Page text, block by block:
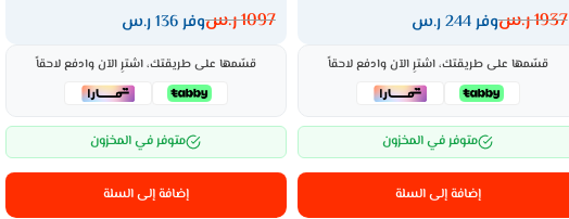
1937ر.سوفر 244 ر.س
قسّمها على طريقتك، اشترِ الآن وادفع لاحقاً
متوفر في المخزون
إضافة إلى السلة
1097ر.سوفر 136 ر.س
قسّمها على طريقتك، اشترِ الآن وادفع لاحقاً
متوفر في المخزون
إضافة إلى السلة